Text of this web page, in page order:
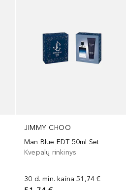
JIMMY CHOO
Man Blue EDT 50ml Set
Kvepalų rinkinys
30 d. min. kaina 51,74 €